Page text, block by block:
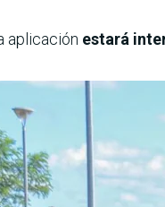
aplicación estará